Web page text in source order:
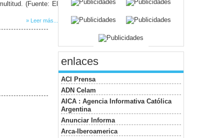
(Fuente: El
» Leer más...
enlaces
ACI Prensa
ADN Celam
AICA : Agencia Informativa Católica
Argentina
Anunciar Informa
Arca-Iberoamerica